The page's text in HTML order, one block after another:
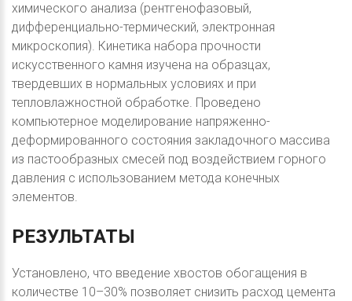
химического анализа (рентгенофазовый,
дифференциально-термический, электронная
микроскопия). Кинетика набора прочности
искусственного камня изучена на образцах,
твердевших в нормальных условиях и при
тепловлажностной обработке. Проведено
компьютерное моделирование напряженно-
деформированного состояния закладочного массива
из пастообразных смесей под воздействием горного
давления с использованием метода конечных
элементов.
РЕЗУЛЬТАТЫ
Установлено, что введение хвостов обогащения в
количестве 10–30% позволяет снизить расход цемента